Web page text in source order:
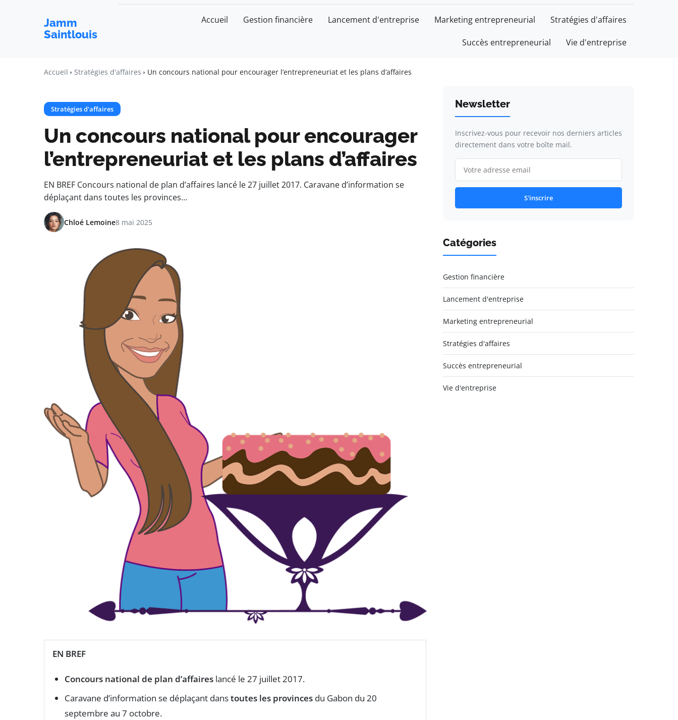
Jamm
Saintlouis
Accueil Gestion financière Lancement d'entreprise Marketing entrepreneurial Stratégies d'affaires
Succès entrepreneurial Vie d'entreprise
Accueil Stratégies d'affaires Un concours national pour encourager l’entrepreneuriat et les plans d’affaires
Stratégies d'affaires
Un concours national pour encourager
l’entrepreneuriat et les plans d’affaires
EN BREF Concours national de plan d’affaires lancé le 27 juillet 2017. Caravane d’information se
déplaçant dans toutes les provinces…
Chloé Lemoine8 mai 2025
EN BREF
Concours national de plan d’affaires lancé le 27 juillet 2017.
Caravane d’information se déplaçant danstoutes les provinces du Gabon du 20
septembre au 7 octobre.
Newsletter
Inscrivez-vous pour recevoir nos derniers articles
directement dans votre boîte mail.
S'inscrire
Catégories
Gestion financière
Lancement d'entreprise
Marketing entrepreneurial
Stratégies d'affaires
Succès entrepreneurial
Vie d'entreprise